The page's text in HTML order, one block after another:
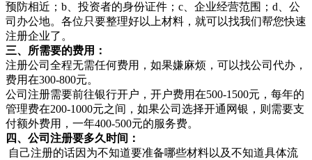
预防相近；b、投资者的身份证件；c、企业经营范围；d、公
司办公地。各位只要整理好以上材料，就可以找我们帮您快速
注册企业了。
三、所需要的费用：
注册公司全程无需任何费用，如果嫌麻烦，可以找公司代办，
费用在300-800元。
公司注册需要前往银行开户，开户费用在500-1500元，每年的
管理费在200-1000元之间，如果公司选择开通网银，则需要支
付额外费用，一年400-500元的服务费。
四、公司注册要多久时间：
自己注册的话因为不知道要准备哪些材料以及不知道具体流